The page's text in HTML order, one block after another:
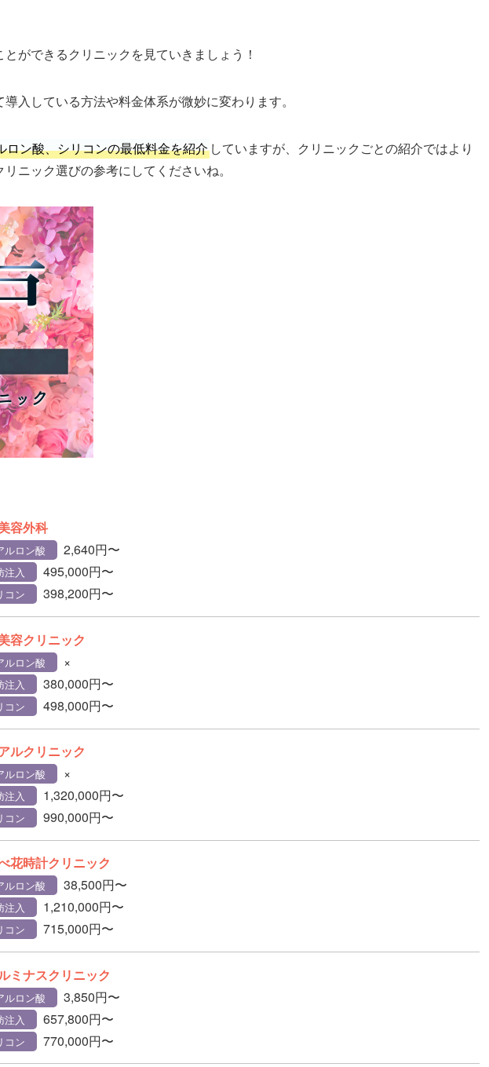
ができるクリニックを見ていきましょう！
入している方法や料金体系が微妙に変わります。
ロン酸、シリコンの最低料金を紹介 していますが、クリニックごとの紹介ではより
ニック選びの参考にしてくださいね。
容外科
ルロン酸 2,640円〜
注入 495,000円〜
コン 398,200円〜
容クリニック
ルロン酸 ×
注入 380,000円〜
コン 498,000円〜
ルクリニック
ルロン酸 ×
注入 1,320,000円〜
コン 990,000円〜
花時計クリニック
ルロン酸 38,500円〜
注入 1,210,000円〜
コン 715,000円〜
ミナスクリニック
ルロン酸 3,850円〜
注入 657,800円〜
コン 770,000円〜